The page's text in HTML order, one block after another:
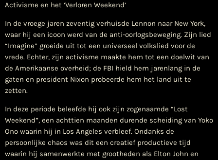
Activisme en het ‘Verloren Weekend’
In de vroege jaren zeventig verhuisde Lennon naar New York,
waar hij een icoon werd van de anti-oorlogsbeweging. Zijn lied
“Imagine” groeide uit tot een universeel volkslied voor de
vrede. Echter, zijn activisme maakte hem tot een doelwit van
de Amerikaanse overheid; de FBI hield hem jarenlang in de
gaten en president Nixon probeerde hem het land uit te
zetten.
In deze periode beleefde hij ook zijn zogenaamde “Lost
Weekend”, een achttien maanden durende scheiding van Yoko
Ono waarin hij in Los Angeles verbleef. Ondanks de
persoonlijke chaos was dit een creatief productieve tijd
waarin hij samenwerkte met grootheden als Elton John en